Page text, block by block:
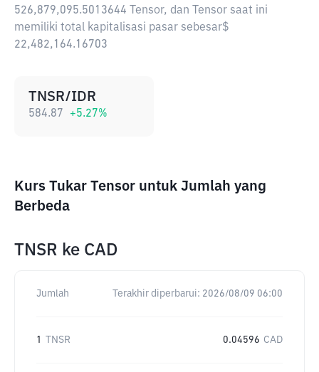
526,879,095.5013644 Tensor, dan Tensor saat ini
memiliki total kapitalisasi pasar sebesar$
22,482,164.16703
TNSR/IDR
584.87 +5.27%
Kurs Tukar Tensor untuk Jumlah yang
Berbeda
TNSR ke CAD
Jumlah Terakhir diperbarui: 2026/08/09 06:00
1 TNSR 0.04596 CAD